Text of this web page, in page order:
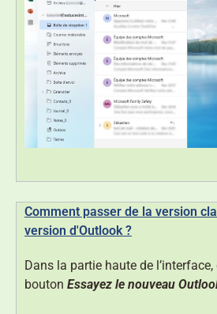
Comment passer de la version
version d'Outlook ?
Dans la partie haute de
bouton Essayez le nouveau